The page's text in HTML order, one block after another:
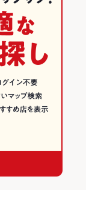
ワイン充実